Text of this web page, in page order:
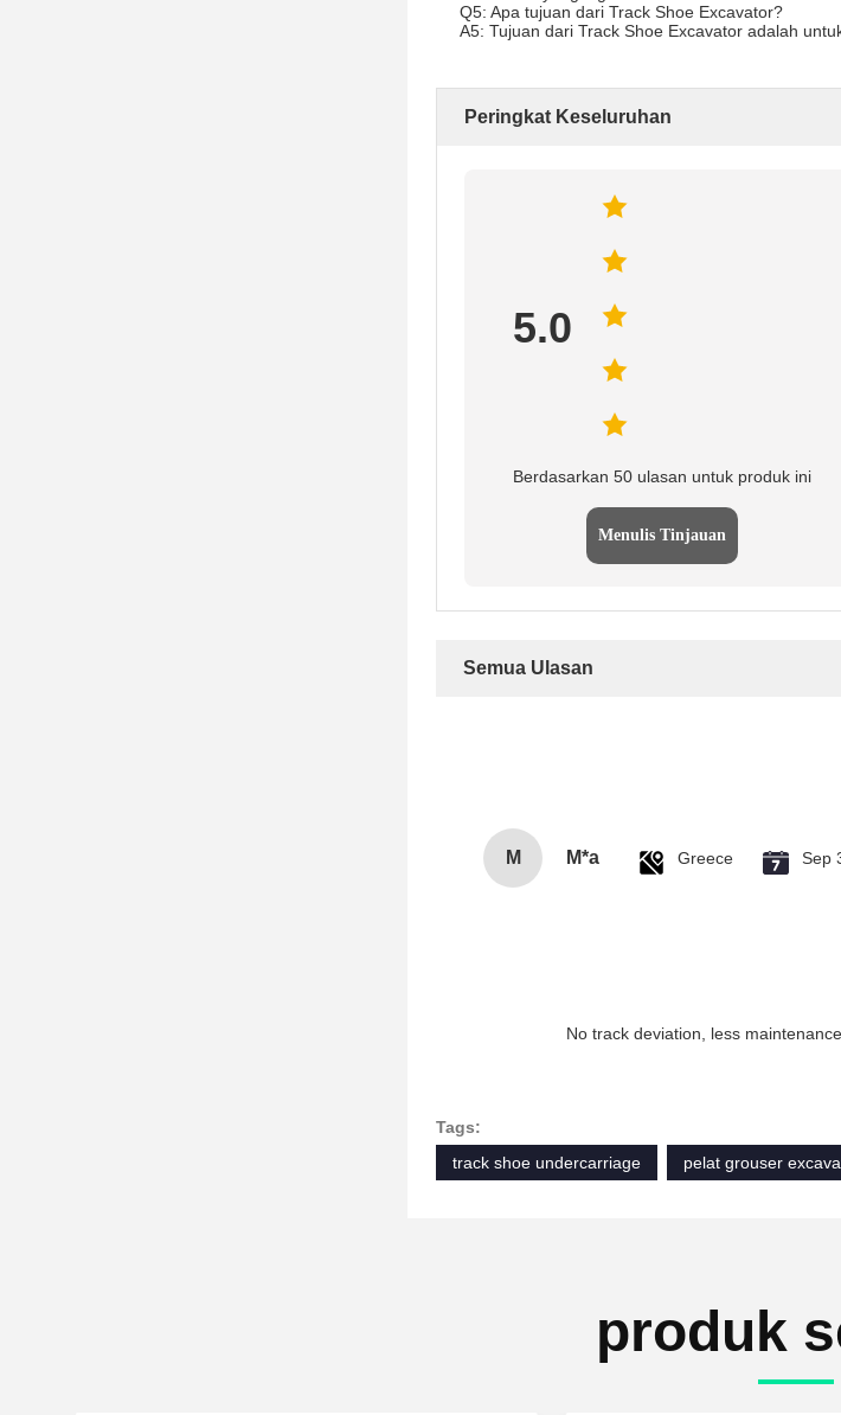
Q5: Apa tujuan dari Track Shoe Excavator?
A5: Tujuan dari Track Shoe Excavator adalah
Peringkat Keseluruhan
5.0
Berdasarkan 50 ulasan untuk produk ini
Menulis Tinjauan
Semua Ulasan
M M*a Greece Sep
No track deviation, less
Tags:
track shoe undercarriage
pelat grouser
produk